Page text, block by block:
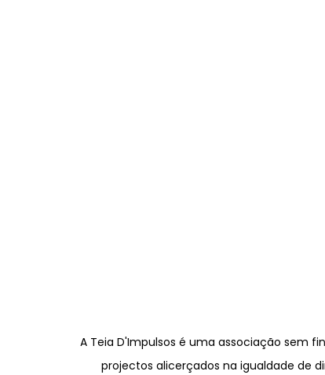
A Teia D'Impulsos é uma associação sem
projectos alicerçados na igualdade de